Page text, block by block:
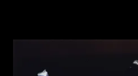
M+